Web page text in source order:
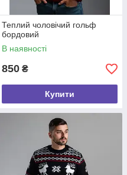
Теплий чоловічий гольф
бордовий
В наявності
850 ₴
Купити